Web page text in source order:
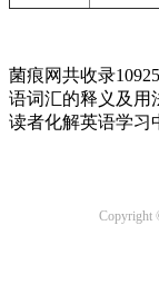
菌痕网共收录
语词汇的释义及用
读者化解英语学习
Copyright